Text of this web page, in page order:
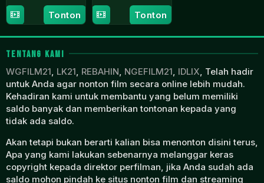
Jan
2025
Siimets
Tonton
8
Dec
2023
Rainer
Sarnet
Tonton
TENTANG KAMI
WGFILM21, LK21, REBAHIN, NGEFILM21, IDLIX, Telah hadir
untuk Anda agar nonton film secara online lebih mudah.
Kehadiran kami untuk membantu yang belum memiliki
saldo banyak dan memberikan tontonan kepada yang
tidak ada saldo.
Akan tetapi bukan berarti kalian bisa menonton disini terus,
Apa yang kami lakukan sebenarnya melanggar keras
copyright kepada direktor perfilman, jika Anda sudah ada
saldo mohon pindah ke situs nonton film dan streaming